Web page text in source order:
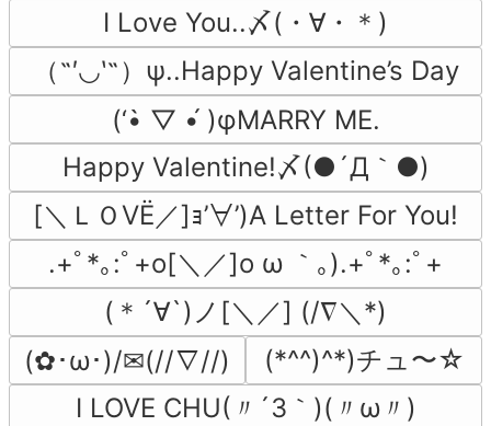
I Love You..〆(・∀・＊)
（˶′◡‵˶）ψ..Happy Valentine’s Day
(‘•̀ ▽ •́ )φMARRY ME.
Happy Valentine!〆(●´Д｀●)
[＼ＬＯVЁ／]ｮ’∀’)A Letter For You!
.+ﾟ*｡:ﾟ+o[＼／]o ω ｀｡).+ﾟ*｡:ﾟ+
(＊´∀`)ノ[＼／] (/∇＼*)
(✿･ω･)/✉(//∇//)
(*^^)^*)チュ〜☆
I LOVE CHU(〃´3｀)(〃ω〃)